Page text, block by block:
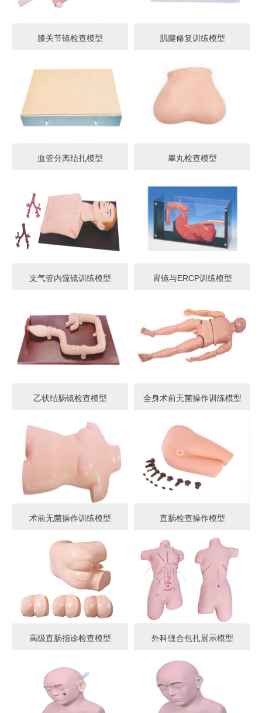
膝关节镜检查模型 肌腱修复训练模型
血管分离结扎模型 睾丸检查模型
支气管内窥镜训练模型 胃镜与ERCP训练模型
乙状结肠镜检查模型 全身术前无菌操作训练模型
术前无菌操作训练模型 直肠检查操作模型
高级直肠指诊检查模型 外科缝合包扎展示模型